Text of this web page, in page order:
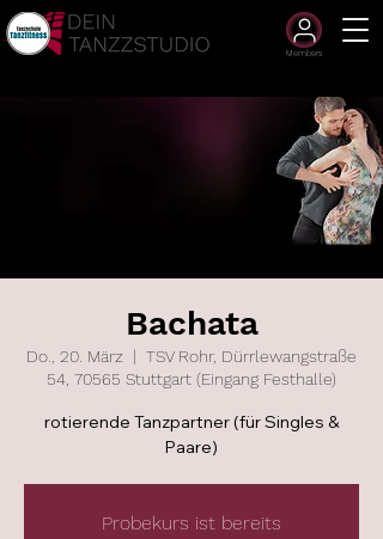
Members
Bachata
Do., 20. März
  |
TSV Rohr, Dürrlewangstraße
54, 70565 Stuttgart (Eingang Festhalle)
rotierende Tanzpartner (für Singles &
Paare)
Probekurs ist bereits